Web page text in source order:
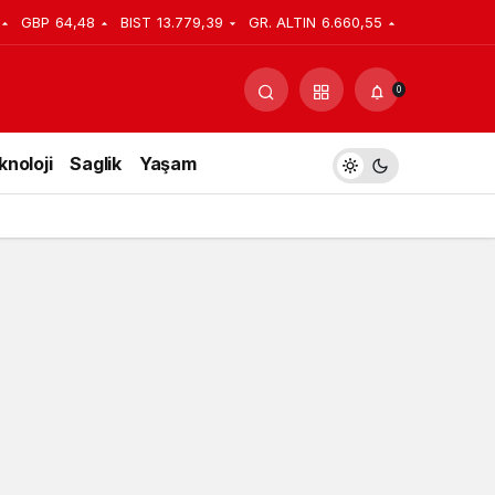
GBP 64,48 BIST 13.779,39 GR. ALTIN 6.660,55
0
Saglik Yaşam
Yorum Yap Paylaş